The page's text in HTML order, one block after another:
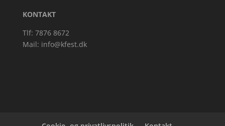
KONTAKT
Tlf: 7876 8672
Mail: info@kfest.dk